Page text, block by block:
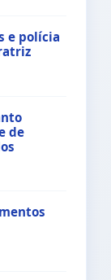
e polícia
de